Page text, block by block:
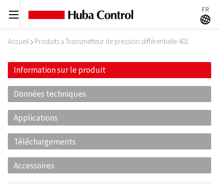
C FR
A
Accueil I Produits I Transmetteur de pression différentielle 401
Information sur le produit
Données techniques
Applications
Téléchargements
Accessoires